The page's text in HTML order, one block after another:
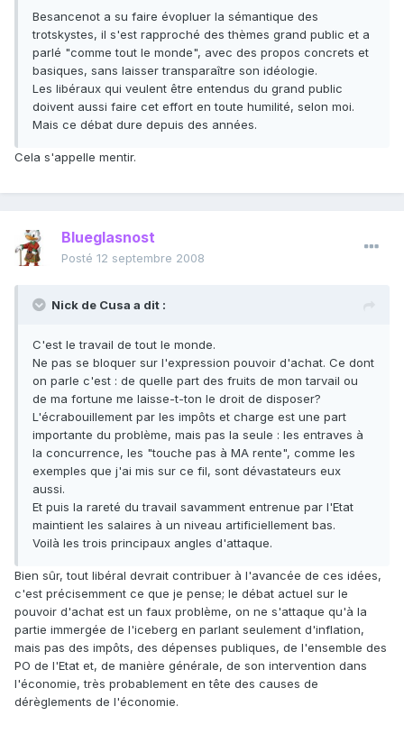
Besancenot a su faire évopluer la sémantique des
trotskystes, il s'est rapproché des thèmes grand public et a
parlé "comme tout le monde", avec des propos concrets et
basiques, sans laisser transparaître son idéologie.
Les libéraux qui veulent être entendus du grand public
doivent aussi faire cet effort en toute humilité, selon moi.
Mais ce débat dure depuis des années.
Cela s'appelle mentir.
Blueglasnost
Posté 12 septembre 2008
Nick de Cusa a dit :
C'est le travail de tout le monde.
Ne pas se bloquer sur l'expression pouvoir d'achat. Ce dont
on parle c'est : de quelle part des fruits de mon tarvail ou
de ma fortune me laisse-t-ton le droit de disposer?
L'écrabouillement par les impôts et charge est une part
importante du problème, mais pas la seule : les entraves à
la concurrence, les "touche pas à MA rente", comme les
exemples que j'ai mis sur ce fil, sont dévastateurs eux
aussi.
Et puis la rareté du travail savamment entrenue par l'Etat
maintient les salaires à un niveau artificiellement bas.
Voilà les trois principaux angles d'attaque.
Bien sûr, tout libéral devrait contribuer à l'avancée de ces idées,
c'est précisemment ce que je pense; le débat actuel sur le
pouvoir d'achat est un faux problème, on ne s'attaque qu'à la
partie immergée de l'iceberg en parlant seulement d'inflation,
mais pas des impôts, des dépenses publiques, de l'ensemble des
PO de l'Etat et, de manière générale, de son intervention dans
l'économie, très probablement en tête des causes de
dérèglements de l'économie.